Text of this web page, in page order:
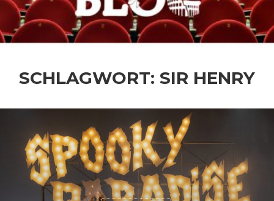
SCHLAGWORT: SIR HENRY